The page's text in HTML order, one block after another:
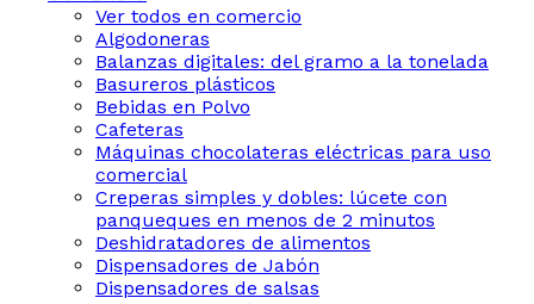
Ver todos en comercio
Algodoneras
Balanzas digitales: del gramo a la tonelada
Basureros plásticos
Bebidas en Polvo
Cafeteras
Máquinas chocolateras eléctricas para uso
comercial
Creperas simples y dobles: lúcete con
panqueques en menos de 2 minutos
Deshidratadores de alimentos
Dispensadores de Jabón
Dispensadores de salsas